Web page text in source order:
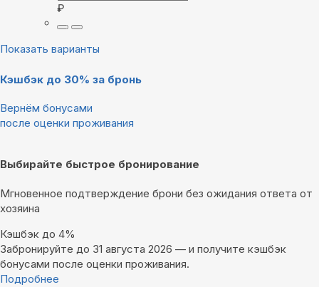
₽
Показать варианты
Кэшбэк до 30% за бронь
Вернём бонусами
после оценки проживания
Выбирайте быстрое бронирование
Мгновенное подтверждение брони без ожидания ответа от
хозяина
Кэшбэк до 4%
Забронируйте до 31 августа 2026 — и получите кэшбэк
бонусами после оценки проживания.
Подробнее